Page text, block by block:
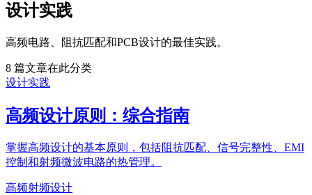
设计实践
高频电路、阻抗匹配和PCB设计的最佳实践。
8 篇文章在此分类
设计实践
高频设计原则：综合指南
掌握高频设计的基本原则，包括阻抗匹配、信号完整性、EMI
控制和射频微波电路的热管理。
高频射频设计